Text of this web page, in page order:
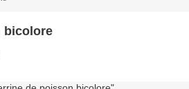
bicolore